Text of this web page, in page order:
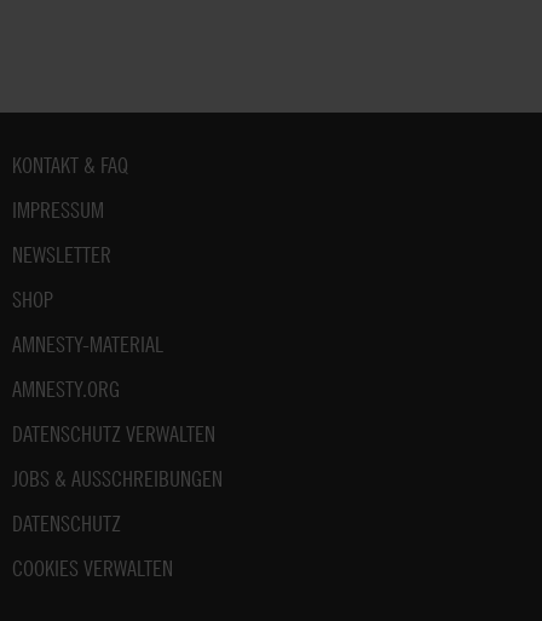
Fußbereich
KONTAKT & FAQ
IMPRESSUM
NEWSLETTER
SHOP
AMNESTY-MATERIAL
AMNESTY.ORG
DATENSCHUTZ VERWALTEN
JOBS & AUSSCHREIBUNGEN
DATENSCHUTZ
COOKIES VERWALTEN